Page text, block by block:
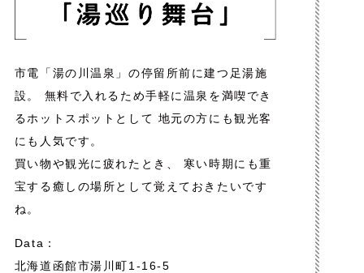
市電「湯の川温泉」の停留所前に建つ足湯施
設。
無料で入れるため手軽に温泉を満喫でき
るホットスポットとして 地元の方にも観光客
にも人気です。
買い物や観光に疲れたとき、
寒い時期にも重
宝する癒しの場所として覚えておきたいです
ね。
Data：
北海道函館市湯川町1-16-5